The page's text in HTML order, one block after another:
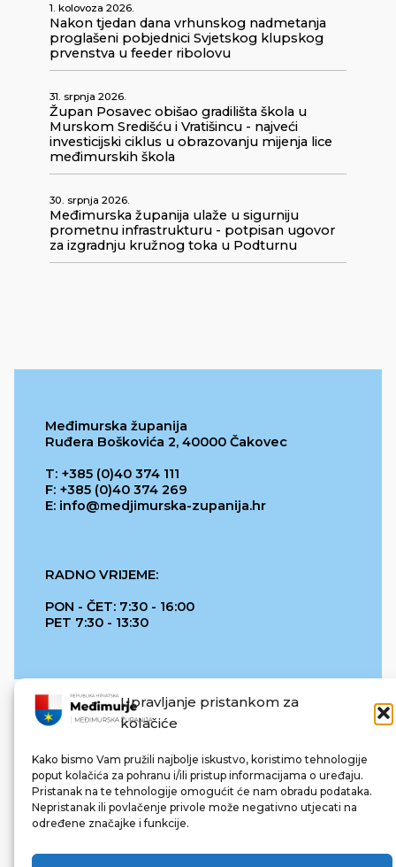
Upravljanje pristankom za
kolačiće
Kako bismo Vam pružili najbolje iskustvo, koristimo tehnologije
poput kolačića za pohranu i/ili pristup informacijama o uređaju.
Pristanak na te tehnologije omogućit će nam obradu podataka.
Nepristanak ili povlačenje privole može negativno utjecati na
određene značajke i funkcije.
1. kolovoza 2026.
Nakon tjedan dana vrhunskog nadmetanja
proglašeni pobjednici Svjetskog klupskog
prvenstva u feeder ribolovu
31. srpnja 2026.
Župan Posavec obišao gradilišta škola u
Murskom Središću i Vratišincu - najveći
investicijski ciklus u obrazovanju mijenja lice
međimurskih škola
30. srpnja 2026.
Međimurska županija ulaže u sigurniju
prometnu infrastrukturu - potpisan ugovor
za izgradnju kružnog toka u Podturnu
Međimurska županija
Ruđera Boškovića 2, 40000 Čakovec
T: +385 (0)40 374 111
F: +385 (0)40 374 269
E: info@medjimurska-zupanija.hr
RADNO VRIJEME:
PON - ČET: 7:30 - 16:00
PET 7:30 - 13:30
REPUBLIKA HRVATSKA